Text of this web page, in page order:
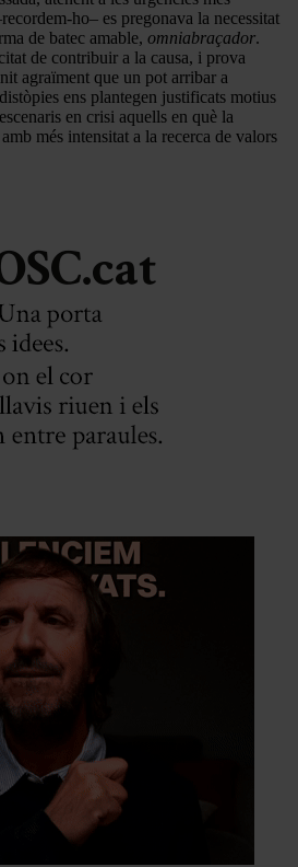
ho– es pregonava la necessitat
de batec amable, omniabraçador.
de contribuir a la causa, i prova
agraïment que un pot arribar a
ens plantegen justificats motius
en crisi aquells en què la
més intensitat a la recerca de valors